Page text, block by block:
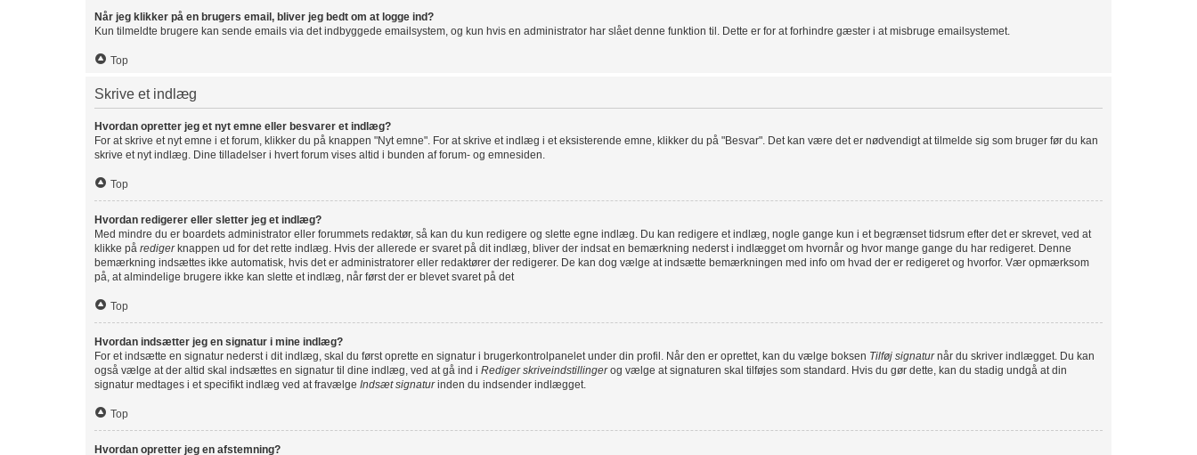
Når jeg klikker på en brugers email, bliver jeg bedt om at logge ind?
Kun tilmeldte brugere kan sende emails via det indbyggede emailsystem, og kun hvis en administrator har slået denne funktion til. Dette er for at forhindre gæster i at misbruge emailsystemet.
Top
Skrive et indlæg
Hvordan opretter jeg et nyt emne eller besvarer et indlæg?
For at skrive et nyt emne i et forum, klikker du på knappen "Nyt emne". For at skrive et indlæg i et eksisterende emne, klikker du på "Besvar". Det kan være det er nødvendigt at tilmelde sig som bruger før du kan
skrive et nyt indlæg. Dine tilladelser i hvert forum vises altid i bunden af forum- og emnesiden.
Top
Hvordan redigerer eller sletter jeg et indlæg?
Med mindre du er boardets administrator eller forummets redaktør, så kan du kun redigere og slette egne indlæg. Du kan redigere et indlæg, nogle gange kun i et begrænset tidsrum efter det er skrevet, ved at
klikke på redigerknappen ud for det rette indlæg. Hvis der allerede er svaret på dit indlæg, bliver der indsat en bemærkning nederst i indlægget om hvornår og hvor mange gange du har redigeret. Denne
bemærkning indsættes ikke automatisk, hvis det er administratorer eller redaktører der redigerer. De kan dog vælge at indsætte bemærkningen med info om hvad der er redigeret og hvorfor. Vær opmærksom
på, at almindelige brugere ikke kan slette et indlæg, når først der er blevet svaret på det
Top
Hvordan indsætter jeg en signatur i mine indlæg?
For et indsætte en signatur nederst i dit indlæg, skal du først oprette en signatur i brugerkontrolpanelet under din profil. Når den er oprettet, kan du vælge boksen Tilføj signaturnår du skriver indlægget. Du kan
også vælge at der altid skal indsættes en signatur til dine indlæg, ved at gå ind i Rediger skriveindstillingerog vælge at signaturen skal tilføjes som standard. Hvis du gør dette, kan du stadig undgå at din
signatur medtages i et specifikt indlæg ved at fravælge Indsæt signaturinden du indsender indlægget.
Top
Hvordan opretter jeg en afstemning?